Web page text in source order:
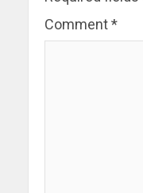
Comment*